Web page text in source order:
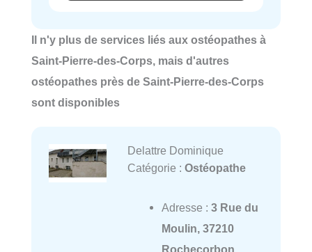
Il n'y plus de services liés aux ostéopathes à
Saint-Pierre-des-Corps, mais d'autres
ostéopathes près de Saint-Pierre-des-Corps
sont disponibles
Delattre Dominique
Catégorie : Ostéopathe
Adresse : 3 Rue du
Moulin, 37210
Rochecorbon